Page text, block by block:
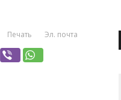
Печать Эл. почта